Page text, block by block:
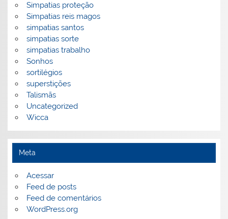
Simpatias proteção
Simpatias reis magos
simpatias santos
simpatias sorte
simpatias trabalho
Sonhos
sortilégios
superstições
Talismãs
Uncategorized
Wicca
Meta
Acessar
Feed de posts
Feed de comentários
WordPress.org